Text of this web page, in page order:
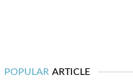
POPULAR ARTICLE